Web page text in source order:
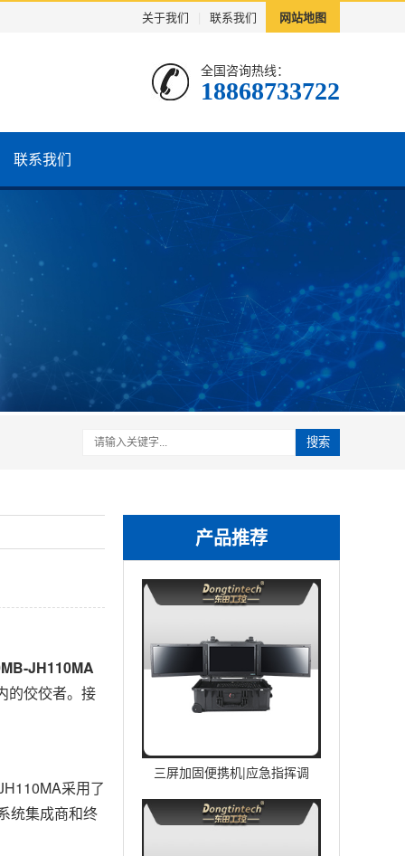
关于我们 联系我们 网站地图
全国咨询热线：
18868733722
联系我们
搜索
产品推荐
三屏加固便携机|应急指挥调
度台移动终端|DTG-U1713-
JH110MA
的佼佼者。接
采用了
统集成商和终